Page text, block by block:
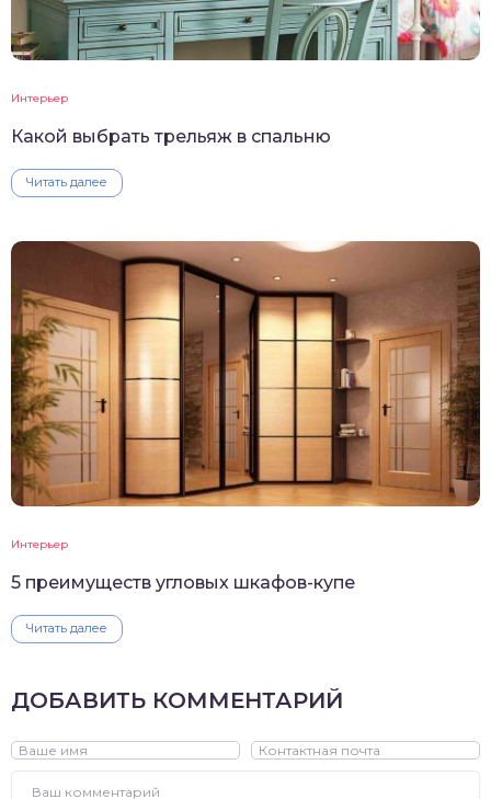
Интерьер
Какой выбрать трельяж в спальню
Читать далее
Интерьер
5 преимуществ угловых шкафов-купе
Читать далее
ДОБАВИТЬ КОММЕНТАРИЙ